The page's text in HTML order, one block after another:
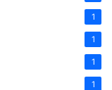
1
1
1
1